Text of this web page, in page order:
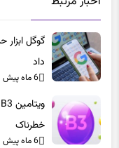
گوگل
داد
6 ماه پیش
خطرناک
6 ماه پیش